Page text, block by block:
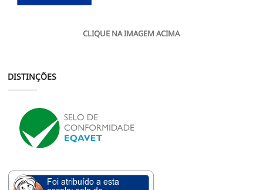
CLIQUE NA IMAGEM ACIMA
DISTINÇÕES